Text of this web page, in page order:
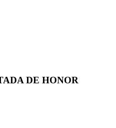
DE HONOR